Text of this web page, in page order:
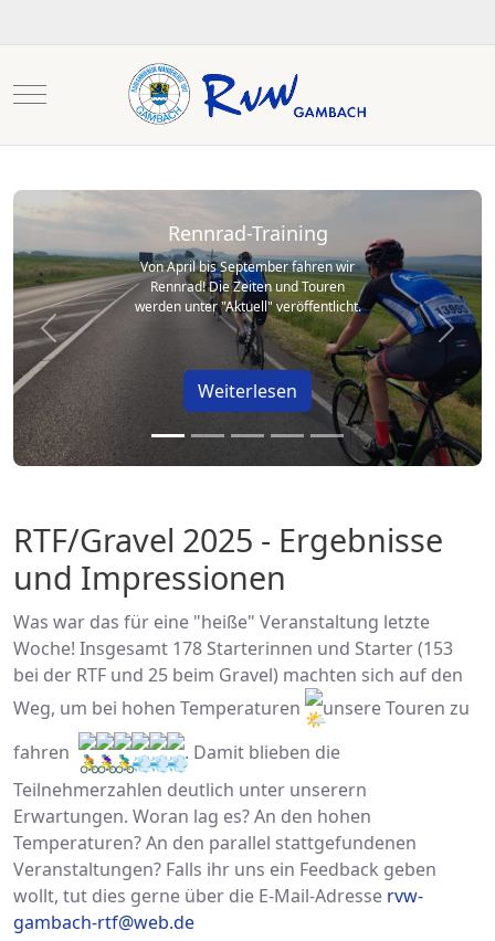
Mobile Menu Toggle
Rennrad-Training
Von April bis September fahren wir
Rennrad! Die Zeiten und Touren
werden unter "Aktuell" veröffentlicht.
Weiterlesen
Previous Next
RTF/Gravel 2025 - Ergebnisse
und Impressionen
Was war das für eine "heiße" Veranstaltung letzte
Woche! Insgesamt 178 Starterinnen und Starter (153
bei der RTF und 25 beim Gravel) machten sich auf den
Weg, um bei hohen Temperaturen
unsere Touren zu
fahren
. Damit blieben die
Teilnehmerzahlen deutlich unter unserern
Erwartungen. Woran lag es? An den hohen
Temperaturen? An den parallel stattgefundenen
Veranstaltungen? Falls ihr uns ein Feedback geben
wollt, tut dies gerne über die E-Mail-Adresse rvw-
gambach-rtf@web.de